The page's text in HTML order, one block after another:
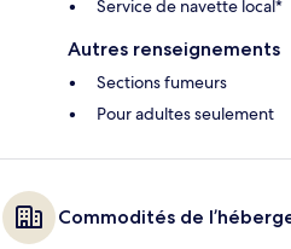
Service de navette local*
Autres renseignements
Sections fumeurs
Pour adultes seulement
Commodités de